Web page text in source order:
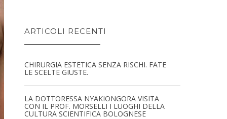
ARTICOLI RECENTI
CHIRURGIA ESTETICA SENZA RISCHI. FATE
LE SCELTE GIUSTE.
LA DOTTORESSA NYAKIONGORA VISITA
CON IL PROF. MORSELLI I LUOGHI DELLA
CULTURA SCIENTIFICA BOLOGNESE